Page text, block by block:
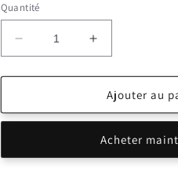
Quantité
Réduire
la
quantité
Dekoratif
-
Augmenter
la
quantité
de
Dekoratif
7/24
-
Ajouter au
Acheter